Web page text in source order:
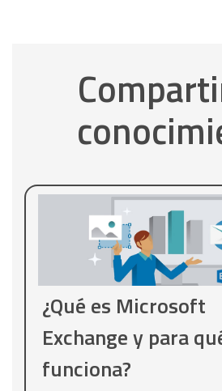
¿Qué es Microsoft
Exchange y para
funciona?